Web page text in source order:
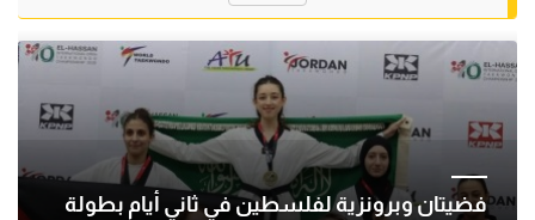
فضيتان وبرونزية لفلسطين في ثاني أيام بطولة